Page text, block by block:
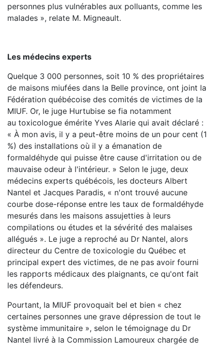
personnes plus vulnérables aux polluants, comme les
malades », relate M. Migneault.
Les médecins experts
Quelque 3 000 personnes, soit 10 % des propriétaires
de maisons miufées dans la Belle province, ont joint la
Fédération québécoise des comités de victimes de la
MIUF. Or, le juge Hurtubise se fia notamment
au toxicologue émérite Yves Alarie qui avait déclaré :
« À mon avis, il y a peut-être moins de un pour cent (1
%) des installations où il y a émanation de
formaldéhyde qui puisse être cause d'irritation ou de
mauvaise odeur à l'intérieur. » Selon le juge, deux
médecins experts québécois, les docteurs Albert
Nantel et Jacques Paradis, « n'ont trouvé aucune
courbe dose-réponse entre les taux de formaldéhyde
mesurés dans les maisons assujetties à leurs
compilations ou études et la sévérité des malaises
allégués ». Le juge a reproché au Dr Nantel, alors
directeur du Centre de toxicologie du Québec et
principal expert des victimes, de ne pas avoir fourni
les rapports médicaux des plaignants, ce qu'ont fait
les défendeurs.
Pourtant, la MIUF provoquait bel et bien « chez
certaines personnes une grave dépression de tout le
système immunitaire », selon le témoignage du Dr
Nantel livré à la Commission Lamoureux chargée de